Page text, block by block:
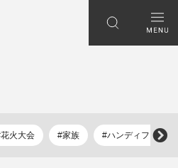
火大会 #家族 #ハンディファン